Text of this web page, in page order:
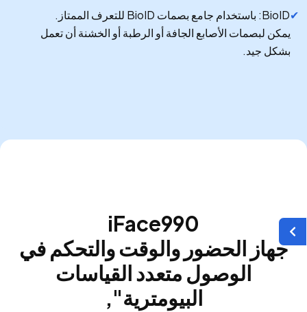
BioID: باستخدام جامع بصمات BioID للتعرف الممتاز.
يمكن لبصمات الأصابع الجافة أو الرطبة أو الخشنة أن تعمل
بشكل جيد.
iFace990
جهاز الحضور والوقت والتحكم في
الوصول متعدد القياسات
البيومترية",